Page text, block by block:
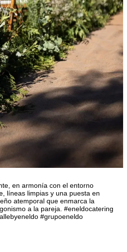
en armonía con el entorno
líneas limpias y una puesta en
atemporal que enmarca la
a la pareja. #eneldocatering
#grupoeneldo